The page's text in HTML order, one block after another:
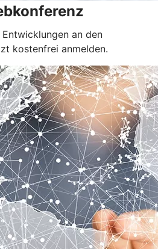
an den
kostenfrei anmelden.